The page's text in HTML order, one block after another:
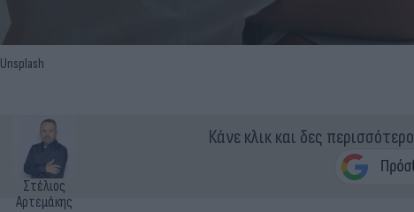
Unsplash
Στέλιος
Αρτεμάκης
Κάνε κλικ και δες περισσότερο